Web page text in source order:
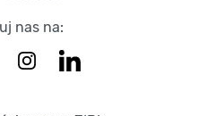
nas na: